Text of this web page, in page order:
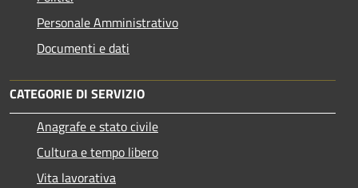
Personale Amministrativo
Documenti e dati
CATEGORIE DI SERVIZIO
Anagrafe e stato civile
Cultura e tempo libero
Vita lavorativa